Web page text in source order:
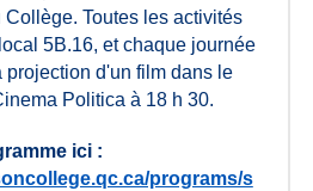
Collège. Toutes les activités
5B.16, et chaque journée
projection d'un film dans le
Politica à 18 h 30.
ici :
programs/s